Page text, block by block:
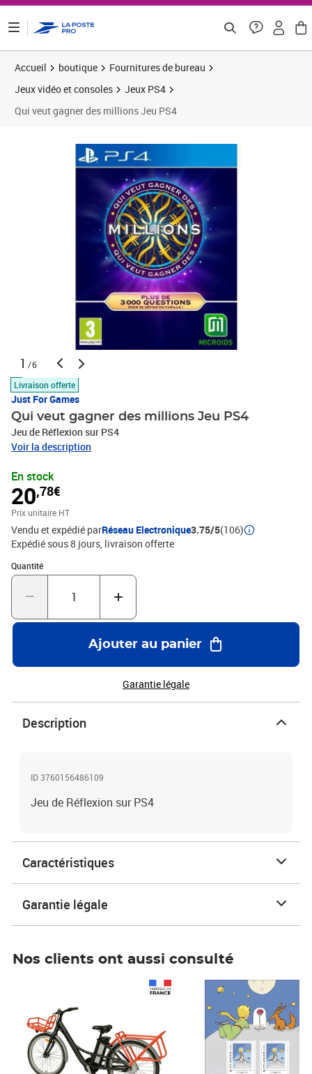
Accueil boutique
Fournitures de bureau
Jeux vidéo et consoles
Jeux PS4
Qui veut gagner des millions Jeu PS4
1 /6
Livraison offerte
Just For Games
Qui veut gagner des millions Jeu PS4
Jeu de Réflexion sur PS4
Voir la description
En stock
20,78€
Prix unitaire HT
Vendu et expédié parRéseau Electronique3.75/5(106)
Expédié sous 8 jours livraison offerte
Quantité
Quantité : 1
Ajouter au panier
Garantie légale
Description
ID 3760156486109
Jeu de Réflexion sur PS4
Caractéristiques
Garantie légale
Nos clients ont aussi consulté
Prix 6,25€ HT